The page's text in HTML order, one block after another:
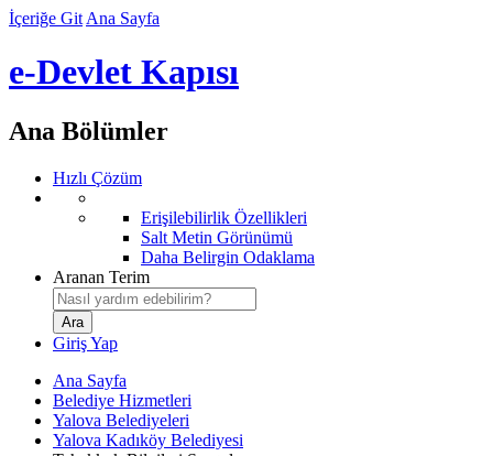
İçeriğe Git Ana Sayfa
e-Devlet Kapısı
Ana Bölümler
Hızlı Çözüm
Erişilebilirlik Özellikleri
Salt Metin Görünümü
Daha Belirgin Odaklama
Aranan Terim
Giriş Yap
Ana Sayfa
Belediye Hizmetleri
Yalova Belediyeleri
Yalova Kadıköy Belediyesi